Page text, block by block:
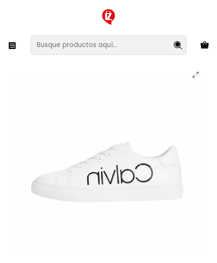
XMAS SALE ¡Compra antes de que la oferta termine!
Zapatillas Calvin Klein Modelo Cabre Color Blanco